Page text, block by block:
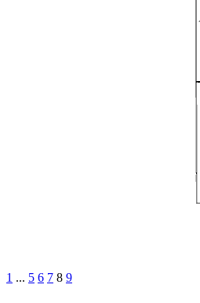
1 ... 5 6 7 8 9